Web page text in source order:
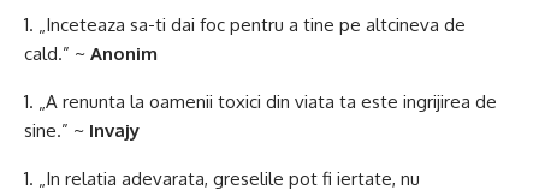
„Inceteaza sa-ti dai foc pentru a tine pe altcineva de
cald.” ~ Anonim
„A renunta la oamenii toxici din viata ta este ingrijirea de
sine.” ~ Invajy
„In relatia adevarata, greselile pot fi iertate, nu